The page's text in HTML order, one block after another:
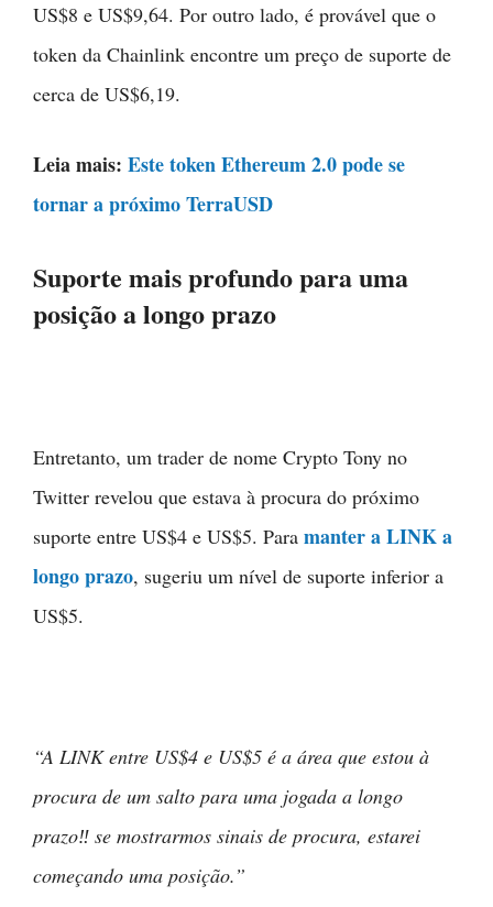
US$8 e US$9,64. Por outro lado, é provável que o
token da Chainlink encontre um preço de suporte de
cerca de US$6,19.
Leia mais: Este token Ethereum 2.0 pode se
tornar a próximo TerraUSD
Suporte mais profundo para uma
posição a longo prazo
Entretanto, um trader de nome Crypto Tony no
Twitter revelou que estava à procura do próximo
suporte entre US$4 e US$5. Para manter a LINK a
longo prazo, sugeriu um nível de suporte inferior a
US$5.
“A LINK entre US$4 e US$5 é a área que estou à
procura de um salto para uma jogada a longo
prazo‼ se mostrarmos sinais de procura, estarei
começando uma posição.”